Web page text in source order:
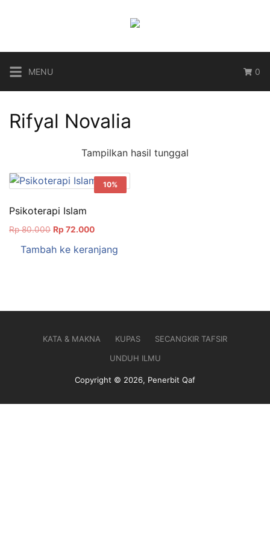
MENU 0
Rifyal Novalia
Tampilkan hasil tunggal
10%
Psikoterapi Islam
Rp80.000 Harga
adalah:
Rp 72.000Harga
ini
Tambah ke keranjang
KATA & MAKNA KUPAS
SECANGKIR TAFSIR
UNDUH ILMU
Copyright © 2026, Penerbit Qaf